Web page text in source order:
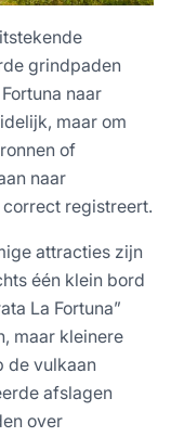
grindpaden
naar
maar om
of
naar
registreert.
attracties zijn
één klein bord
La Fortuna”
maar kleinere
de vulkaan
afslagen
over